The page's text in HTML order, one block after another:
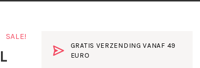
SALE!
GRATIS VERZENDING VANAF 49
EURO